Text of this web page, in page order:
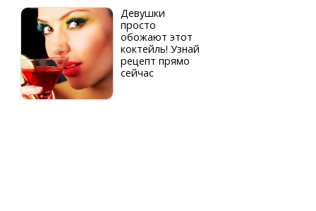
Девушки
просто
обожают этот
коктейль! Узнай
рецепт прямо
сейчас